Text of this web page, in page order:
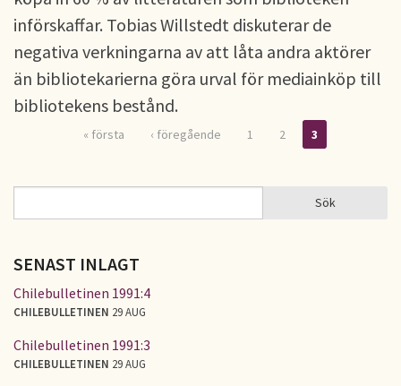
införskaffar. Tobias Willstedt diskuterar de
negativa verkningarna av att låta andra aktörer
än bibliotekarierna göra urval för mediainköp till
bibliotekens bestånd.
Sidor
« första ‹ föregående 1 2 3
SÖKFORMULÄR Sök
SENAST INLAGT
Chilebulletinen 1991:4
CHILEBULLETINEN 29 AUG
Chilebulletinen 1991:3
CHILEBULLETINEN 29 AUG